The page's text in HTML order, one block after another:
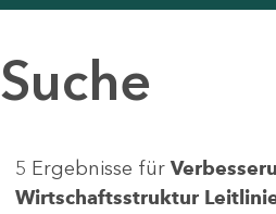
Suche
5 Ergebnisse für
Wirtschaftsstruktur